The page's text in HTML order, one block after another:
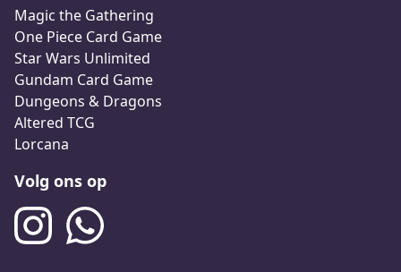
Magic the Gathering
One Piece Card Game
Star Wars Unlimited
Gundam Card Game
Dungeons & Dragons
Altered TCG
Lorcana
Volg ons op